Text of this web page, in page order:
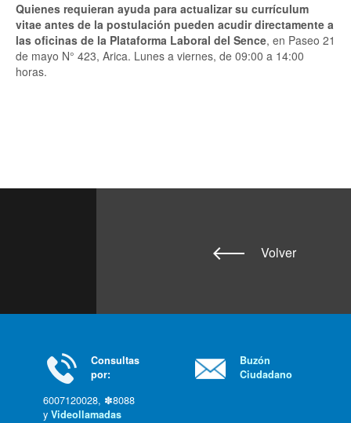
Quienes requieran ayuda para actualizar su currículum
vitae antes de la postulación pueden acudir directamente a
las oficinas de la Plataforma Laboral del Sence, en Paseo 21
de mayo N° 423, Arica. Lunes a viernes, de 09:00 a 14:00
horas.
Volver
Consultas
por:
6007120028, ✽8088
y Videollamadas
Buzón
Ciudadano